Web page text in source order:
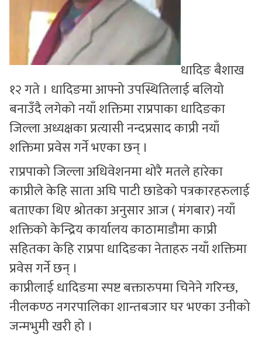
धादिङ बैशाख
१२ गते । धादिङमा आफ्नो उपस्थितिलाई बलियो
बनाउँदै लगेको नयाँ शक्तिमा राप्रपाका धादिङका
जिल्ला अध्यक्षका प्रत्यासी नन्दप्रसाद काप्री नयाँ
शक्तिमा प्रवेस गर्ने भएका छन् ।
राप्रपाको जिल्ला अधिवेशनमा थोरै मतले हारेका
काप्रीले केहि साता अघि पाटी छाडेको पत्रकारहरुलाई
बताएका थिए श्रोतका अनुसार आज ( मंगबार) नयाँ
शक्तिको केन्द्रिय कार्यालय काठामाडौमा काप्री
सहितका केहि राप्रपा धादिङका नेताहरु नयाँ शक्तिमा
प्रवेस गर्ने छन् ।
काप्रीलाई धादिङमा स्पष्ट बक्तारुपमा चिनेने गरिन्छ,
नीलकण्ठ नगरपालिका शान्तबजार घर भएका उनीको
जन्मभुमी खरी हो ।